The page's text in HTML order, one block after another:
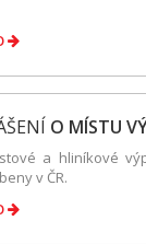
O MÍSTU
a hliníkové
v ČR.